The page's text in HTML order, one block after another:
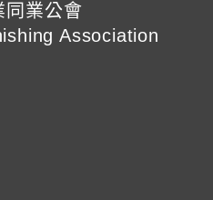
同業公會
Association